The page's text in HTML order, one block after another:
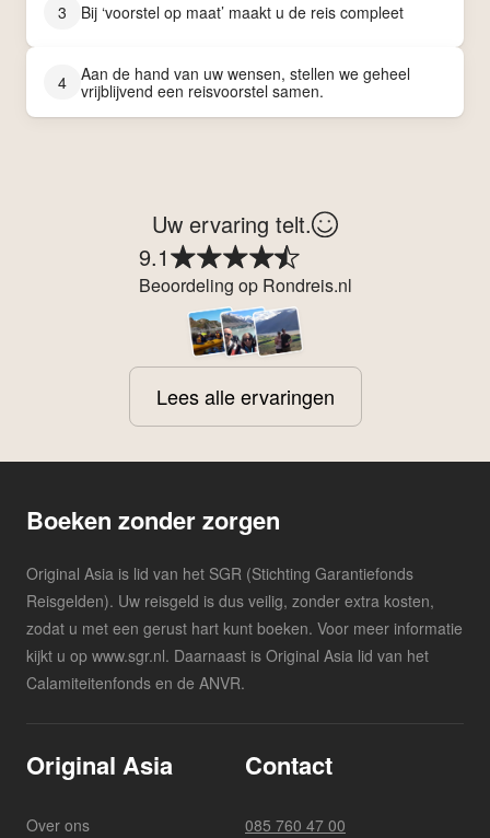
3 Bij ‘voorstel op maat’ maakt u de reis compleet
4
Aan de hand van uw wensen, stellen we geheel
vrijblijvend een reisvoorstel samen.
Uw ervaring telt.
9.1
Beoordeling op Rondreis.nl
Lees alle ervaringen
Boeken zonder zorgen
Original Asia is lid van het SGR (Stichting Garantiefonds
Reisgelden). Uw reisgeld is dus veilig, zonder extra kosten,
zodat u met een gerust hart kunt boeken. Voor meer informatie
kijkt u op www.sgr.nl. Daarnaast is Original Asia lid van het
Calamiteitenfonds en de ANVR.
Original Asia
Over ons
Contact
085 760 47 00